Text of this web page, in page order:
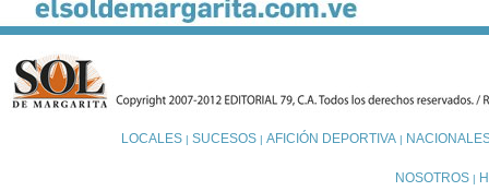
LOCALES| SUCESOS| AFICIÓN DEPORTIVA|
NOSOTROS |